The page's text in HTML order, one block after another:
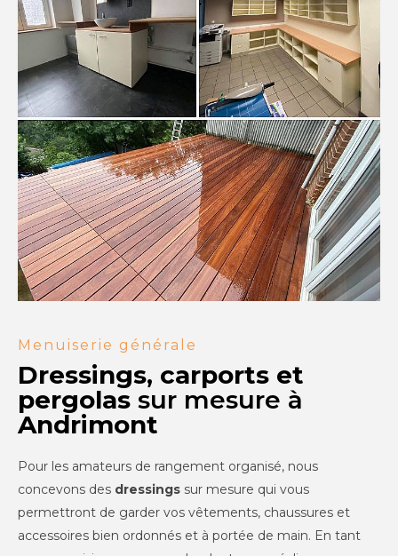
Menuiserie générale
Dressings, carports et
pergolas sur mesure à
Andrimont
Pour les amateurs de rangement organisé, nous
concevons des dressings sur mesure qui vous
permettront de garder vos vêtements, chaussures et
accessoires bien ordonnés et à portée de main. En tant